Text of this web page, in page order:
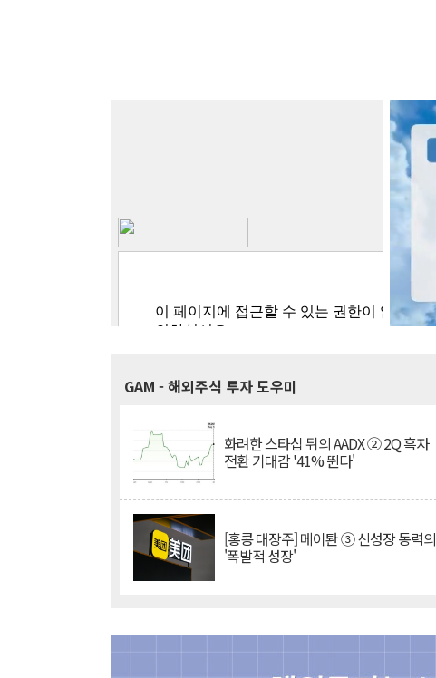
GAM - 해외주식 투자 도우미
화려한 스타십 뒤의 AADX ② 2Q 흑자
전환 기대감 '41% 뛴다'
[홍콩 대장주] 메이퇀 ③ 신성장 동력의
'폭발적 성장'